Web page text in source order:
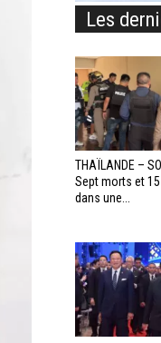
Les
THAÏLANDE –
Sept morts et
dans une...